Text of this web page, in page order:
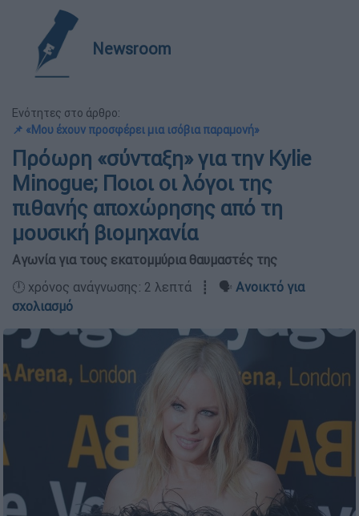
Newsroom
Ενότητες στο άρθρο:
📌 «Μου έχουν προσφέρει μια ισόβια παραμονή»
Πρόωρη «σύνταξη» για την Kylie
Minogue; Ποιοι οι λόγοι της
πιθανής αποχώρησης από τη
μουσική βιομηχανία
Αγωνία για τους εκατομμύρια θαυμαστές της
🕛 χρόνος ανάγνωσης: 2 λεπτά ┋ 🗣️ Ανοικτό για
σχολιασμό